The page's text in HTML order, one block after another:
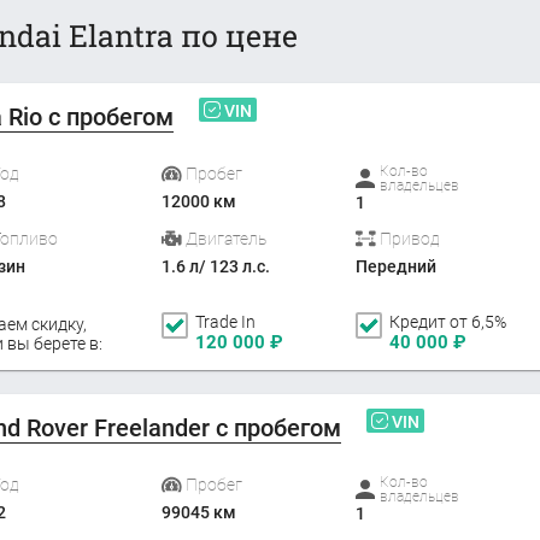
Elantra по цене
Rio с пробегом VIN
Пробег
12000 км
Кол-во
владельцев
1
Двигатель
1.6 л/ 123 л.с.
Привод
Передний
скидку,
вы берете в:
Trade In
120 000 ₽
Кредит от 6,5%
40 000 ₽
Rover Freelander с пробегом VIN
Пробег
99045 км
Кол-во
владельцев
1